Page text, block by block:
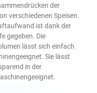
der
verschiedenen Speisen.
ist dank der
gegeben. Die
lässt sich einfach
Sie lässt
in der